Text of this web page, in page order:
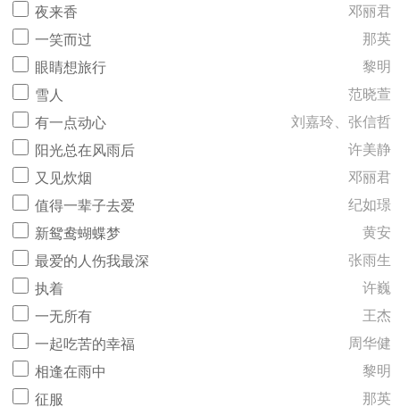
夜来香
邓丽君
一笑而过
那英
眼睛想旅行
黎明
雪人
范晓萱
有一点动心
刘嘉玲、张信哲
阳光总在风雨后
许美静
又见炊烟
邓丽君
值得一辈子去爱
纪如璟
新鸳鸯蝴蝶梦
黄安
最爱的人伤我最深
张雨生
执着
许巍
一无所有
王杰
一起吃苦的幸福
周华健
相逢在雨中
黎明
征服
那英